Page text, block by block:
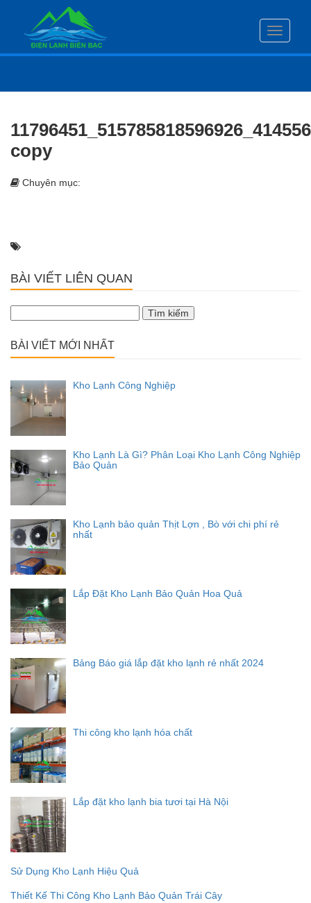
Toggle
copy
Chuyên mục:
BÀI VIẾT LIÊN QUAN
kiếm
BÀI VIẾT MỚI NHẤT
Kho Lạnh Công Nghiệp
Kho Lạnh Là Gì? Phân Loại Kho Lạnh Công Nghiệp
Bảo Quản
Kho Lạnh bảo quản Thịt Lợn , Bò với chi phí rẻ
nhất
Lắp Đặt Kho Lạnh Bảo Quản Hoa Quả
Bảng Báo giá lắp đặt kho lạnh rẻ nhất 2024
Thi công kho lạnh hóa chất
Lắp đặt kho lạnh bia tươi tại Hà Nội
Sử Dụng Kho Lạnh Hiệu Quả
Thiết Kế Thi Công Kho Lạnh Bảo Quản Trái Cây